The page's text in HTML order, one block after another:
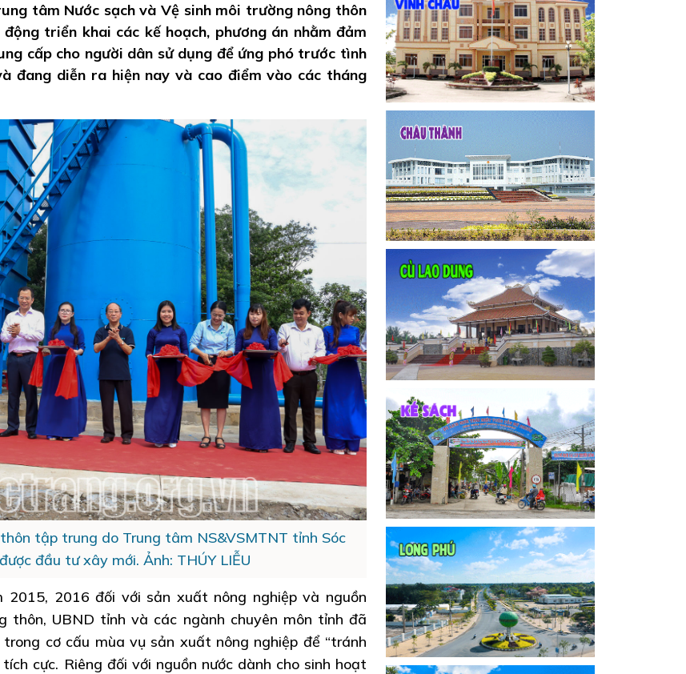
tâm Nước sạch và Vệ sinh môi trường nông thôn
triển khai các kế hoạch, phương án nhằm đảm
cấp cho người dân sử dụng để ứng phó trước tình
đang diễn ra hiện nay và cao điểm vào các tháng
tập trung do Trung tâm NS&VSMTNT tỉnh Sóc
đầu tư xây mới. Ảnh: THÚY LIỄU
2015, 2016 đối với sản xuất nông nghiệp và nguồn
thôn, UBND tỉnh và các ngành chuyên môn tỉnh đã
cơ cấu mùa vụ sản xuất nông nghiệp để “tránh
cực. Riêng đối với nguồn nước dành cho sinh hoạt